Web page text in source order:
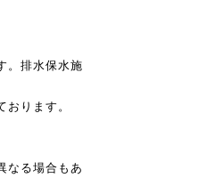
。排水保水施
ります。
なる場合もあ